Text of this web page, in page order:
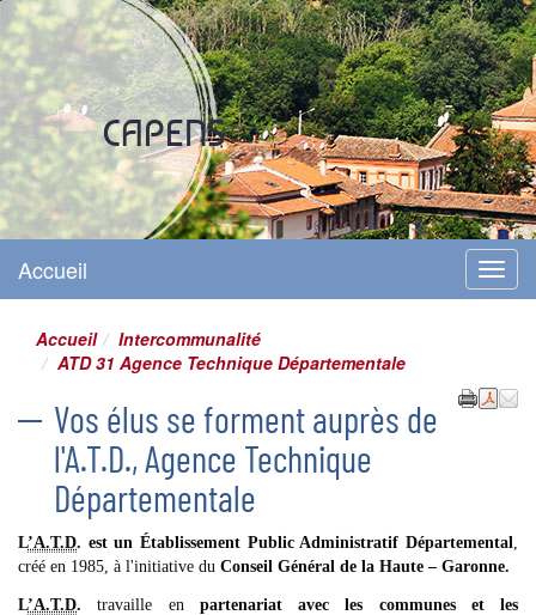
CAPENS
Site officiel
Menu
Accueil
Accueil
Intercommunalité
ATD 31 Agence Technique Départementale
Vos élus se forment auprès de
l'A.T.D., Agence Technique
Départementale
L’A.T.D. est un Établissement Public Administratif Départemental,
créé en 1985, à l'initiative du Conseil Général de la Haute – Garonne.
L’A.T.D.travaille en partenariat avec les communes et les